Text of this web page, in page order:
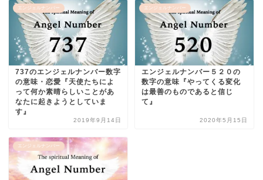
エンジェルナンバー
737のエンジェルナンバー数字
の意味・恋愛『天使たちによ
って何か素晴らしいことがあ
なたに起きようとしていま
す』
2019年9月14日
エンジェルナンバー
エンジェルナンバー５２０の
数字の意味『やってくる変化
は最善のものであると信じ
て』
2020年5月15日
エンジェルナンバー